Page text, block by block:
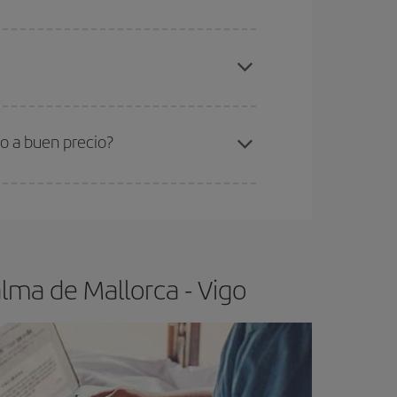
de Mallorca-Vigo-dest
a buen precio?
de Mallorca - Vigo